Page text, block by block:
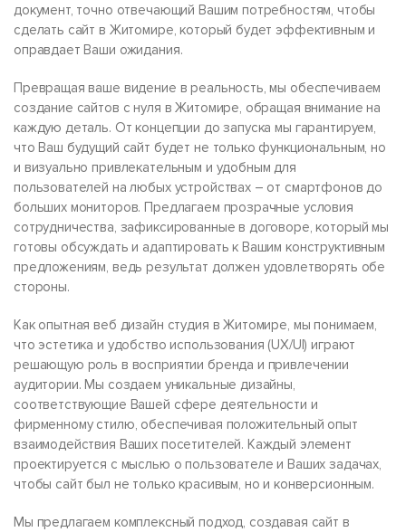
документ, точно отвечающий Вашим потребностям, чтобы
сделать сайт в Житомире, который будет эффективным и
оправдает Ваши ожидания.
Превращая ваше видение в реальность, мы обеспечиваем
создание сайтов с нуля в Житомире, обращая внимание на
каждую деталь. От концепции до запуска мы гарантируем,
что Ваш будущий сайт будет не только функциональным, но
и визуально привлекательным и удобным для
пользователей на любых устройствах – от смартфонов до
больших мониторов. Предлагаем прозрачные условия
сотрудничества, зафиксированные в договоре, который мы
готовы обсуждать и адаптировать к Вашим конструктивным
предложениям, ведь результат должен удовлетворять обе
стороны.
Как опытная веб дизайн студия в Житомире, мы понимаем,
что эстетика и удобство использования (UX/UI) играют
решающую роль в восприятии бренда и привлечении
аудитории. Мы создаем уникальные дизайны,
соответствующие Вашей сфере деятельности и
фирменному стилю, обеспечивая положительный опыт
взаимодействия Ваших посетителей. Каждый элемент
проектируется с мыслью о пользователе и Ваших задачах,
чтобы сайт был не только красивым, но и конверсионным.
Мы предлагаем комплексный подход, создавая сайт в